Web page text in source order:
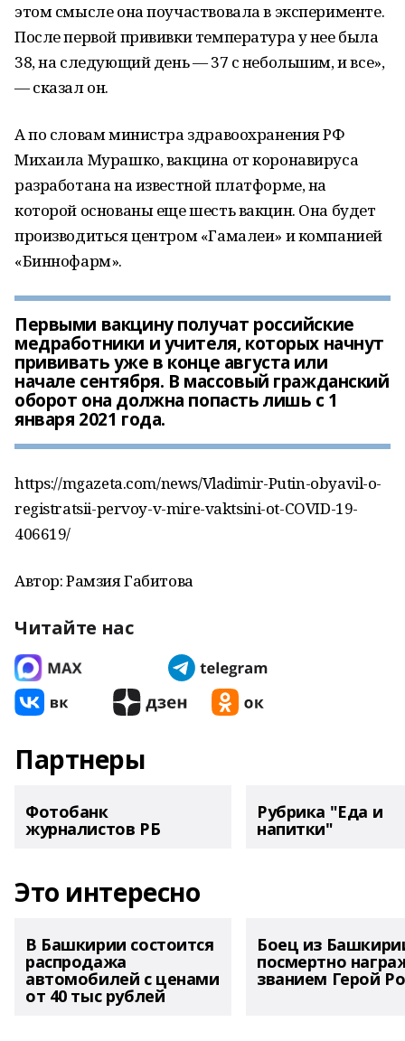
этом смысле она поучаствовала в эксперименте.
После первой прививки температура у нее была
38, на следующий день — 37 с небольшим, и все»,
— сказал он.
А по словам министра здравоохранения РФ
Михаила Мурашко, вакцина от коронавируса
разработана на известной платформе, на
которой основаны еще шесть вакцин. Она будет
производиться центром «Гамалеи» и компанией
«Биннофарм».
Первыми вакцину получат российские
медработники и учителя, которых начнут
прививать уже в конце августа или
начале сентября. В массовый гражданский
оборот она должна попасть лишь с 1
января 2021 года.
https://mgazeta.com/news/Vladimir-Putin-obyavil-o-
registratsii-pervoy-v-mire-vaktsini-ot-COVID-19-
406619/
Автор: Рамзия Габитова
Читайте нас
Партнеры
Фотобанк
журналистов РБ
Рубрика "Еда и
напитки"
Это интересно
В Башкирии состоится
распродажа
автомобилей с ценами
от 40 тыс рублей
Боец из
посмертно
званием Герой